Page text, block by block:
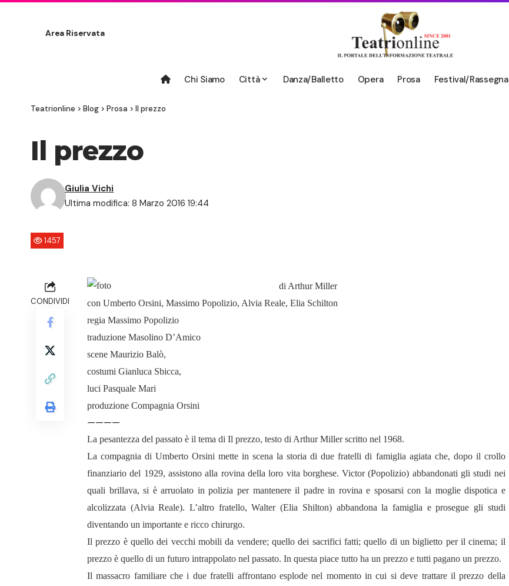
Area Riservata
Chi Siamo Città Danza/Balletto Opera Prosa Festival/Rassegna
Teatrionline > Blog > Prosa > Il prezzo
Il prezzo
Ultima modifica: 8 Marzo 2016 19:44
Giulia Vichi
1457
CONDIVIDI
di Arthur Miller
con Umberto Orsini, Massimo Popolizio, Alvia Reale, Elia Schilton
regia Massimo Popolizio
traduzione Masolino D’Amico
scene Maurizio Balò,
costumi Gianluca Sbicca,
luci Pasquale Mari
produzione Compagnia Orsini
————
La pesantezza del passato è il tema di Il prezzo, testo di Arthur Miller scritto nel 1968.
La compagnia di Umberto Orsini mette in scena la storia di due fratelli di famiglia agiata che, dopo il crollo
finanziario del 1929, assistono alla rovina della loro vita borghese. Victor (Popolizio) abbandonati gli studi nei
quali brillava, si è arruolato in polizia per mantenere il padre in rovina e sposarsi con la moglie dispotica e
alcolizzata (Alvia Reale). L’altro fratello, Walter (Elia Shilton) abbandona la famiglia e prosegue gli studi
diventando un importante e ricco chirurgo.
Il prezzo è quello dei vecchi mobili da vendere; quello dei sacrifici fatti; quello di un biglietto per il cinema; il
prezzo è quello di un futuro intrappolato nel passato. In questa piace tutto ha un prezzo e tutti pagano un prezzo.
Il massacro familiare che i due fratelli affrontano esplode nel momento in cui si deve trattare il prezzo della